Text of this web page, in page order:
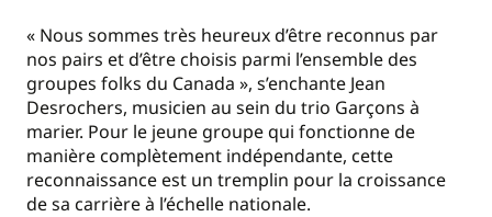
« Nous sommes très heureux d’être reconnus par
nos pairs et d’être choisis parmi l’ensemble des
groupes folks du Canada », s’enchante Jean
Desrochers, musicien au sein du trio Garçons à
marier. Pour le jeune groupe qui fonctionne de
manière complètement indépendante, cette
reconnaissance est un tremplin pour la croissance
de sa carrière à l’échelle nationale.